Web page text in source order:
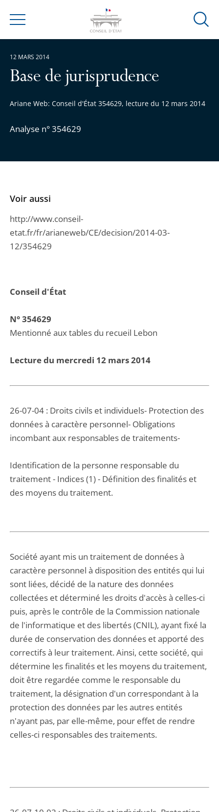
Menu
Ouvrir
Base de jurisprudence
Ariane Web: Conseil d'État 354629, lecture du 12 mars 2014
Analyse n° 354629
12 MARS 2014
Conseil d'État
N° 354629
Mentionné aux tables du recueil Lebon
Lecture du mercredi 12 mars 2014
26-07-04 : Droits civils et individuels- Protection des
données à caractère personnel- Obligations
incombant aux responsables de traitements-
Identification de la personne responsable du
traitement - Indices (1) - Définition des finalités et
des moyens du traitement.
Société ayant mis un traitement de données à
caractère personnel à disposition des entités qui lui
sont liées, décidé de la nature des données
collectées et déterminé les droits d'accès à celles-ci
puis, après le contrôle de la Commission nationale
de l'informatique et des libertés (CNIL), ayant fixé la
durée de conservation des données et apporté des
correctifs à leur traitement. Ainsi, cette société, qui
détermine les finalités et les moyens du traitement,
doit être regardée comme le responsable du
traitement, la désignation d'un correspondant à la
protection des données par les autres entités
n'ayant pas, par elle-même, pour effet de rendre
celles-ci responsables des traitements.
Voir aussi
http://www.conseil-
etat.fr/fr/arianeweb/CE/decision/2014-03-
12/354629